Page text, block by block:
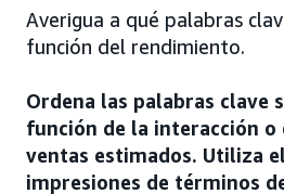
Averigua a qué palabras
función del rendimiento.
Ordena las palabras clave
función de la interacción o
ventas estimados. Utiliza
impresiones de términos